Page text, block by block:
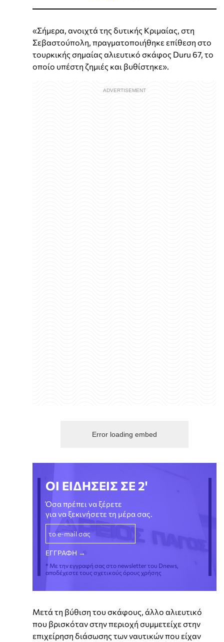
«Σήμερα, ανοιχτά της δυτικής Κριμαίας, στη
Σεβαστούπολη, πραγματοποιήθηκε επίθεση στο
τουρκικής σημαίας αλιευτικό σκάφος Duru 67, το
οποίο υπέστη ζημιές και βυθίστηκε».
Error loading embed
ΟΙ ΕΙΔΗΣΕΙΣ ΣΕ 2'
Όσα πρέπει να ξέρετε
για να ξεκινήσετε τη μέρα σας.
* Με την εγγραφή σας στο newsletter του Dnews,
αποδέχεστε τους σχετικούς όρους χρήσης
Μετά τη βύθιση του σκάφους, άλλο αλιευτικό
που βρισκόταν στην περιοχή συμμετείχε στην
επιχείρηση διάσωσης των ναυτικών που είχαν